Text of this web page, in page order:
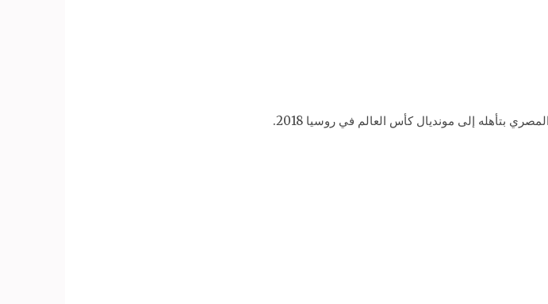
بتأهله إلى مونديال كأس العالم في روسيا 2018.